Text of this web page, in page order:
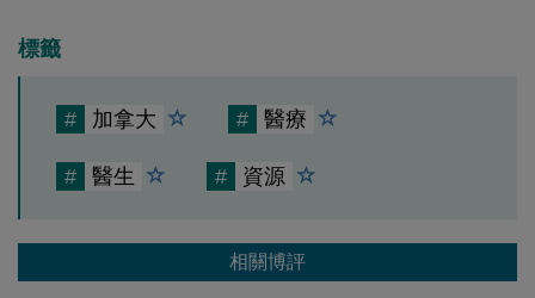
標籤
# 加拿大 # 醫療
# 醫生 # 資源
相關博評